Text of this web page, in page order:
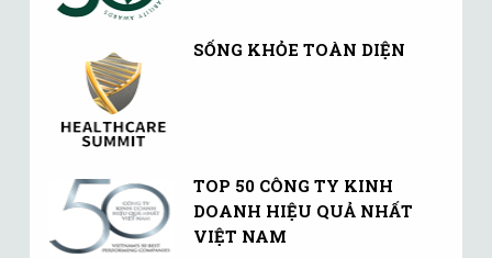
SỐNG KHỎE TOÀN DIỆN
TOP 50 CÔNG TY KINH
DOANH HIỆU QUẢ NHẤT
VIỆT NAM